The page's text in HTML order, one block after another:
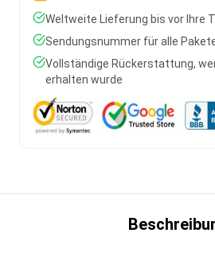
Weltweite Lieferung bis vor Ihre
Sendungsnummer für alle
Vollständige Rückerstattung,
erhalten wurde